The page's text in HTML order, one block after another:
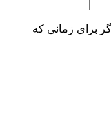
برای زمانی که